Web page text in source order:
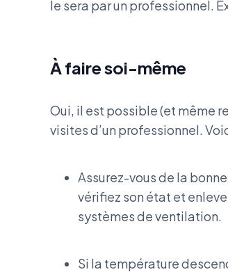
le sera par un professionnel.
À faire soi-même
Oui, il est possible (et même
visites d’un professionnel.
Assurez-vous de la
vérifiez son état et
systèmes de ventilation.
Si la température